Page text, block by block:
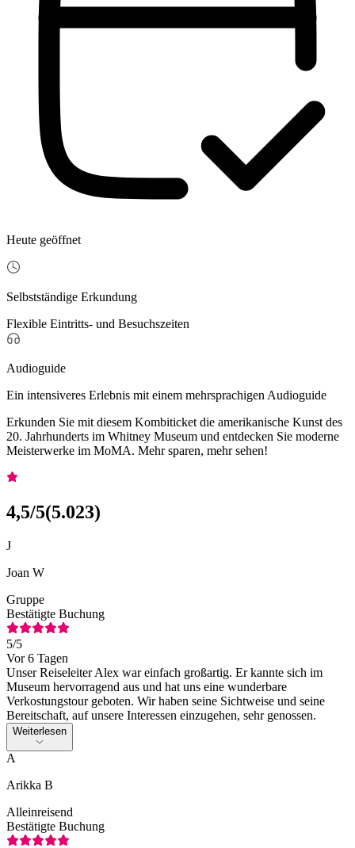
Heute geöffnet
Selbstständige Erkundung
Flexible Eintritts- und Besuchszeiten
Audioguide
Ein intensiveres Erlebnis mit einem mehrsprachigen Audioguide
Erkunden Sie mit diesem Kombiticket die amerikanische Kunst des
20. Jahrhunderts im Whitney Museum und entdecken Sie moderne
Meisterwerke im MoMA. Mehr sparen, mehr sehen!
4,5/5(5.023)
J
Joan W
Gruppe
Bestätigte Buchung
5/5
Vor 6 Tagen
Unser Reiseleiter Alex war einfach großartig. Er kannte sich im
Museum hervorragend aus und hat uns eine wunderbare
Verkostungstour geboten. Wir haben seine Sichtweise und seine
Bereitschaft, auf unsere Interessen einzugehen, sehr genossen.
Weiterlesen
A
Arikka B
Alleinreisend
Bestätigte Buchung